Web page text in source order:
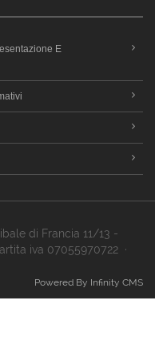
E
di Francia 11/13 -
iva 07055970722 ·
Powered By Infinity CMS